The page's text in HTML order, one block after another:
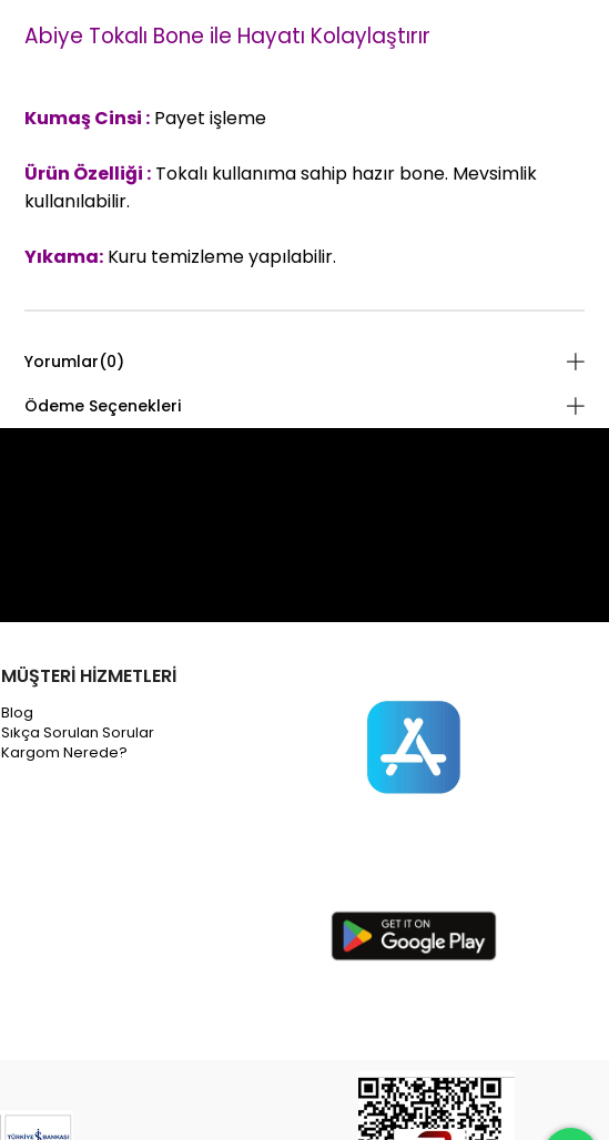
Abiye Tokalı Bone ile Hayatı Kolaylaştırır
Kumaş Cinsi : Payet işleme
Ürün Özelliği : Tokalı kullanıma sahip hazır bone. Mevsimlik
kullanılabilir.
Yıkama: Kuru temizleme yapılabilir.
Yorumlar(0)
Ödeme Seçenekleri
MÜŞTERİ HİZMETLERİ
Blog
Sıkça Sorulan Sorular
Kargom Nerede?